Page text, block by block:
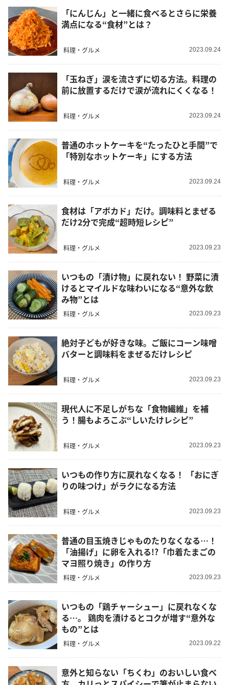
「にんじん」と一緒に食べるとさらに栄養
満点になる“食材”とは？
料理・グルメ 2023.09.24
「玉ねぎ」涙を流さずに切る方法。料理の
前に放置するだけで涙が流れにくくなる！
料理・グルメ 2023.09.24
普通のホットケーキを“たったひと手間”で
「特別なホットケーキ」にする方法
料理・グルメ 2023.09.24
食材は「アボカド」だけ。調味料とまぜる
だけ2分で完成“超時短レシピ”
料理・グルメ 2023.09.23
いつもの「漬け物」に戻れない！ 野菜に漬
けるとマイルドな味わいになる“意外な飲
み物”とは
料理・グルメ 2023.09.23
絶対子どもが好きな味。ご飯にコーン味噌
バターと調味料をまぜるだけレシピ
料理・グルメ 2023.09.23
現代人に不足しがちな「食物繊維」を補
う！腸もよろこぶ“しいたけレシピ”
料理・グルメ 2023.09.23
いつもの作り方に戻れなくなる！ 「おにぎ
りの味つけ」がラクになる方法
料理・グルメ 2023.09.23
普通の目玉焼きじゃものたりなくなる…！
「油揚げ」に卵を入れる!?「巾着たまごの
マヨ照り焼き」の作り方
料理・グルメ 2023.09.23
いつもの「鶏チャーシュー」に戻れなくな
る…。 鶏肉を漬けるとコクが増す“意外な
もの”とは
料理・グルメ 2023.09.22
意外と知らない「ちくわ」のおいしい食べ